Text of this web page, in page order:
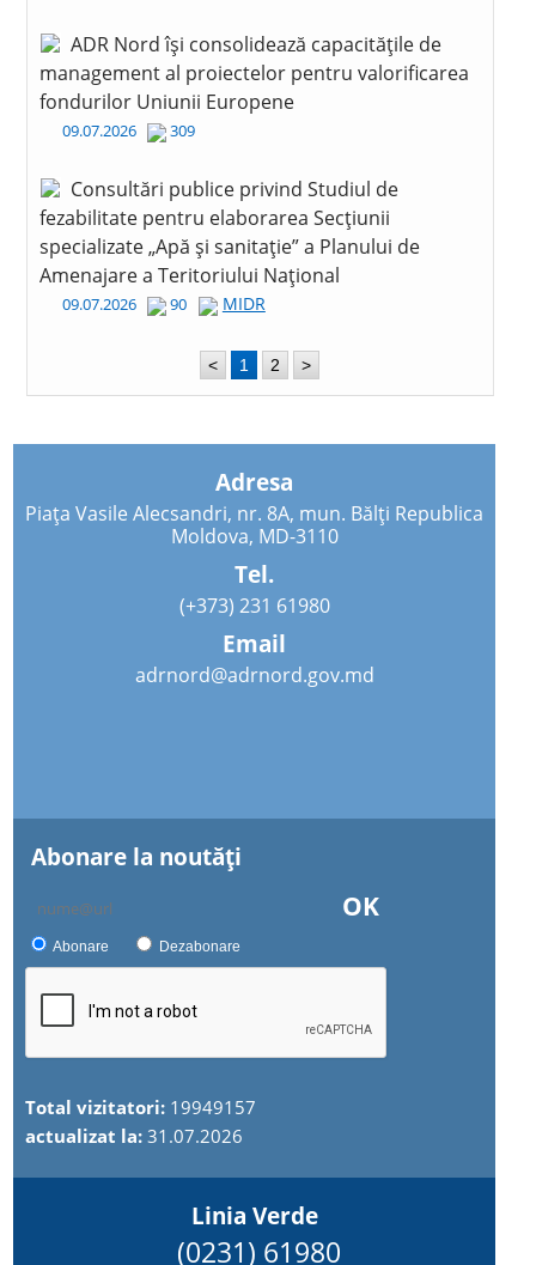
ADR Nord își consolidează capacitățile de
management al proiectelor pentru valorificarea
fondurilor Uniunii Europene
09.07.2026 309
Consultări publice privind Studiul de
fezabilitate pentru elaborarea Secțiunii
specializate „Apă și sanitație” a Planului de
Amenajare a Teritoriului Național
09.07.2026 90 MIDR
< 1 2 >
Adresa
Piața Vasile Alecsandri, nr. 8A, mun. Bălți Republica
Moldova, MD-3110
Tel.
(+373) 231 61980
Email
adrnord@adrnord.gov.md
Abonare la noutăţi
OK
Abonare Dezabonare
Total vizitatori: 19949157
actualizat la:31.07.2026
Linia Verde
(0231) 61980